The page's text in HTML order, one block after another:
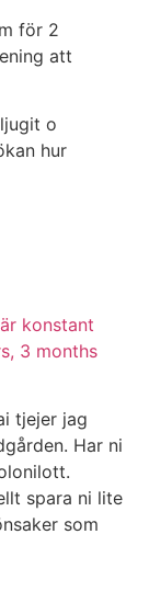
för 2
att
o
hur
konstant
3 months
tjejer jag
Har ni
spara ni lite
som